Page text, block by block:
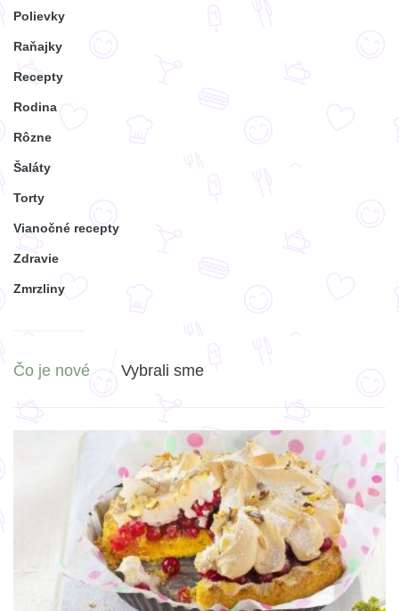
Polievky
Raňajky
Recepty
Rodina
Rôzne
Šaláty
Torty
Vianočné recepty
Zdravie
Zmrzliny
Čo je nové Vybrali sme